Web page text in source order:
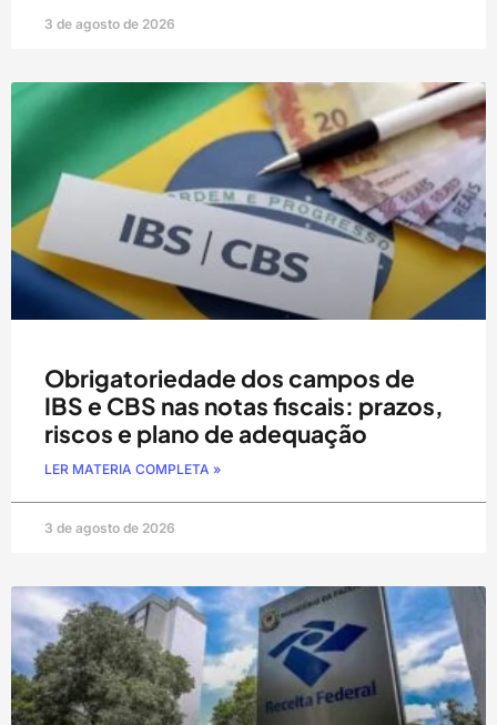
3 de agosto de 2026
Obrigatoriedade dos campos de
IBS e CBS nas notas fiscais: prazos,
riscos e plano de adequação
LER MATERIA COMPLETA »
3 de agosto de 2026